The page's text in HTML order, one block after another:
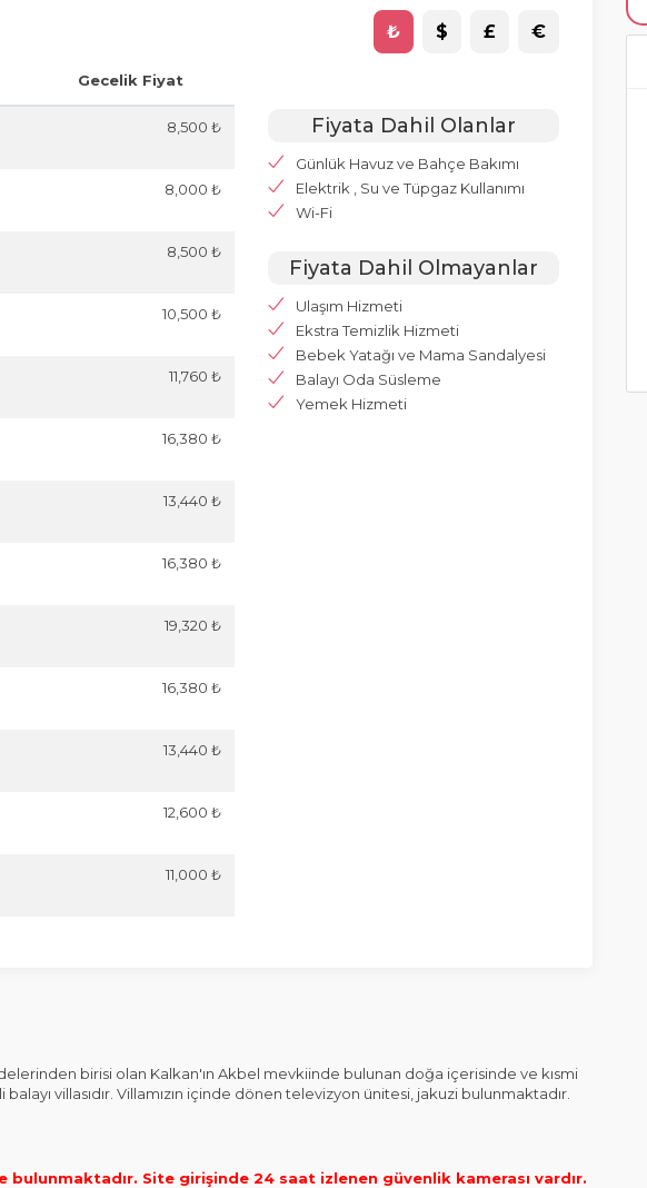
₺ $ £ €
Gecelik Fiyat
8,500 ₺
8,000 ₺
8,500 ₺
10,500 ₺
11,760 ₺
16,380 ₺
13,440 ₺
16,380 ₺
19,320 ₺
16,380 ₺
13,440 ₺
12,600 ₺
11,000 ₺
Fiyata Dahil Olanlar
Günlük Havuz ve Bahçe Bakımı
Elektrik , Su ve Tüpgaz Kullanımı
Wi-Fi
Fiyata Dahil Olmayanlar
Ulaşım Hizmeti
Ekstra Temizlik Hizmeti
Bebek Yatağı ve Mama Sandalyesi
Balayı Oda Süsleme
Yemek Hizmeti
birisi olan Kalkan'ın Akbel mevkiinde bulunan doğa içerisinde ve kısmi
villasıdır. Villamızın içinde dönen televizyon ünitesi, jakuzi bulunmaktadır.
bulunmaktadır. Site girişinde 24 saat izlenen güvenlik kamerası vardır.